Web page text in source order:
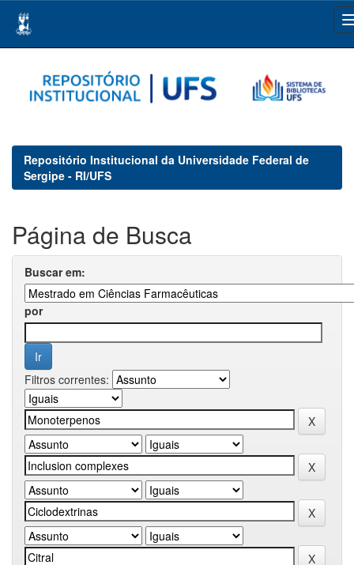
navigation
Repositório Institucional da Universidade Federal de
Sergipe - RI/UFS
Página de Busca
Buscar em:
por
Filtros correntes: